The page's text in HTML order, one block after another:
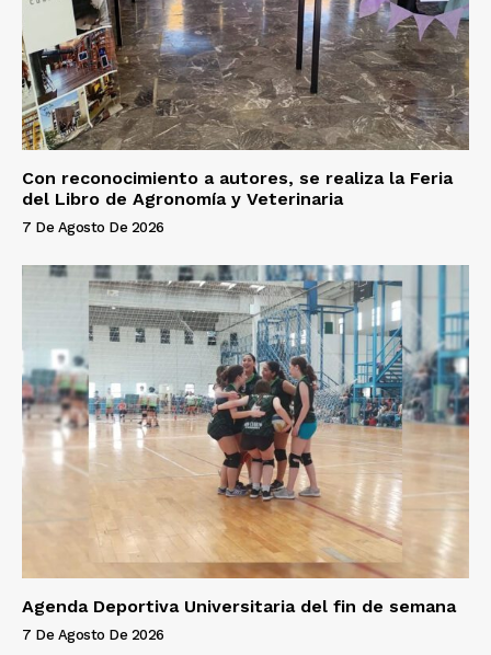
Con reconocimiento a autores, se realiza la Feria
del Libro de Agronomía y Veterinaria
7 De Agosto De 2026
Agenda Deportiva Universitaria del fin de semana
7 De Agosto De 2026